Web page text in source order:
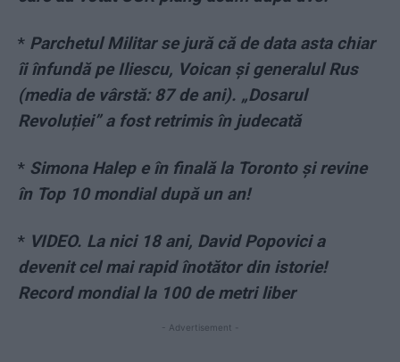
* Parchetul Militar se jură că de data asta chiar
îi înfundă pe Iliescu, Voican și generalul Rus
(media de vârstă: 87 de ani). „Dosarul
Revoluției” a fost retrimis în judecată
* Simona Halep e în finală la Toronto și revine
în Top 10 mondial după un an!
* VIDEO. La nici 18 ani, David Popovici a
devenit cel mai rapid înotător din istorie!
Record mondial la 100 de metri liber
- Advertisement -